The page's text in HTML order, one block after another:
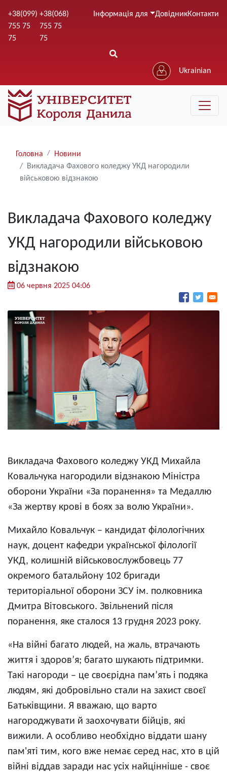
до
+38(099)
755 75
75
+38(068)
755 75
75
Інформація для ДовідникКонтакти
Ukrainian
Рядки
навіґації
Головна
Новини
Викладача Фахового коледжу УКД нагородили
військовою відзнакою
Викладача Фахового коледжу
УКД нагородили військовою
відзнакою
06 червня 2025 04:06
Викладача Фахового коледжу УКД Михайла
Ковальчука нагородили відзнакою Міністра
оборони України «За поранення» та Медаллю
«За жертву крові в боях за волю України».
Михайло Ковальчук – кандидат філологічних
наук, доцент кафедри української філології
УКД, колишній військовослужбовець 77
окремого батальйону 102 бригади
територіальної оборони ЗСУ ім. полковника
Дмитра Вітовського. Звільнений після
поранення, яке сталося 13 грудня 2023 року.
«На війні багато людей, на жаль, втрачають
життя і здоровʼя; багато шукають підтримки.
Такі нагороди – це своєрідна памʼять і подяка
людям, які добровільно стали на захист своєї
Батьківщини. Я вважаю, що варто
нагороджувати й заохочувати бійців, які
вижили. А особливо необхідно віддати шану
пам'яті тим, кого вже немає серед нас, хто в цій
війні віддав заради нас усіх найцінніше - своє